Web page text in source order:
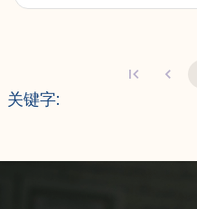
量。同时，也帮助那些不懂
为模仿和追赶的目标。然而
不断上升。我们在商业领域
这引起了更多人对市场发展
关键字: